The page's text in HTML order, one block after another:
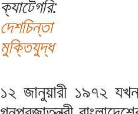
ক্যাটেগরি:
দেশচিন্তা
মুক্তিযুদ্ধ
১২ জানুয়ারী ১৯৭২